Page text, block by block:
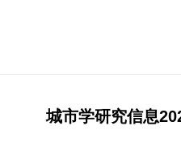
城市学研究信息